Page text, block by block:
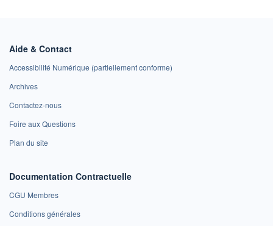
Aide & Contact
Accessibilité Numérique (partiellement conforme)
Archives
Contactez-nous
Foire aux Questions
Plan du site
Documentation Contractuelle
CGU Membres
Conditions générales